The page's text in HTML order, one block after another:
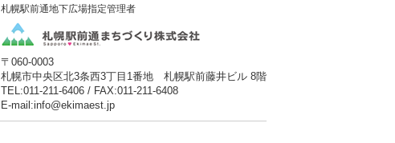
札幌駅前通地下広場指定管理者
〒060-0003
札幌市中央区北3条西3丁目1番地 札幌駅前藤井ビル 8階
TEL:011-211-6406 / FAX:011-211-6408
E-mail:info@ekimaest.jp